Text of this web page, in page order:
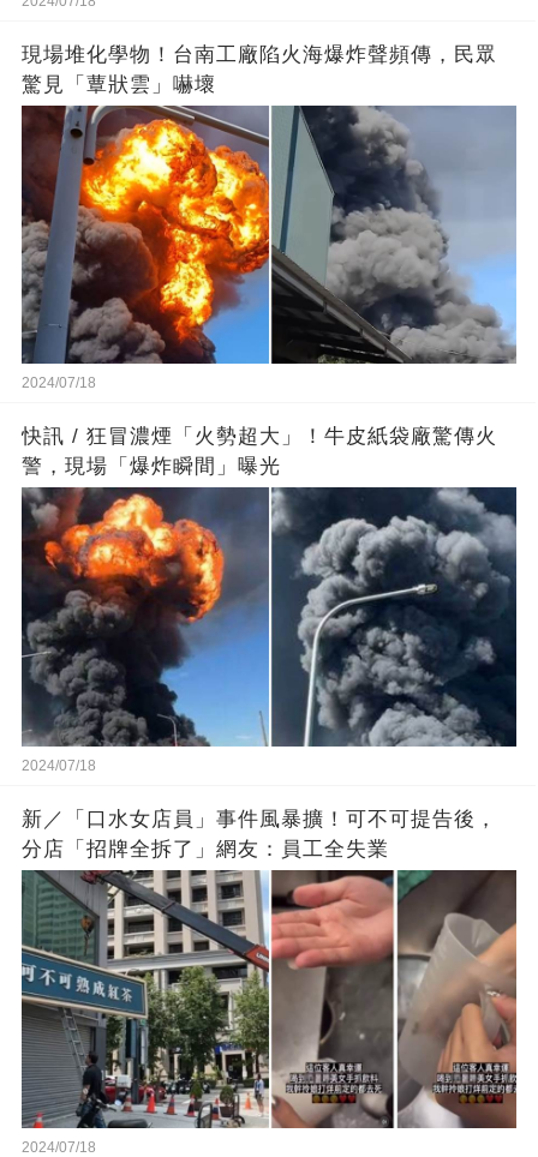
現場堆化學物！台南工廠陷火海爆炸聲頻傳，民眾
驚見「蕈狀雲」嚇壞
2024/07/18
快訊 / 狂冒濃煙「火勢超大」！牛皮紙袋廠驚傳火
警，現場「爆炸瞬間」曝光
2024/07/18
新／「口水女店員」事件風暴擴！可不可提告後，
分店「招牌全拆了」網友：員工全失業
2024/07/18